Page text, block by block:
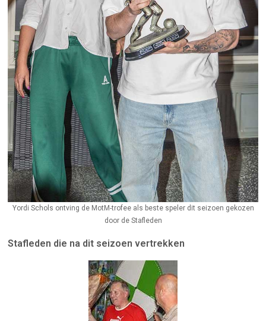
Yordi Schols ontving de MotM-trofee als beste speler dit seizoen gekozen
door de Stafleden
Stafleden die na dit seizoen vertrekken